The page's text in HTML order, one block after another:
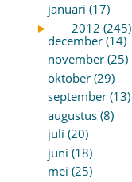
januari (17)
►
2012 (245)
december (14)
november (25)
oktober (29)
september (13)
augustus (8)
juli (20)
juni (18)
mei (25)